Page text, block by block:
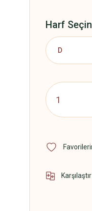
Harf Seçin
Karşılaştır